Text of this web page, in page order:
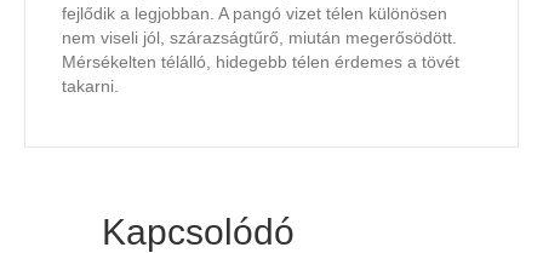
fejlődik a legjobban. A pangó vizet télen különösen
nem viseli jól, szárazságtűrő, miután megerősödött.
Mérsékelten télálló, hidegebb télen érdemes a tövét
takarni.
Kapcsolódó